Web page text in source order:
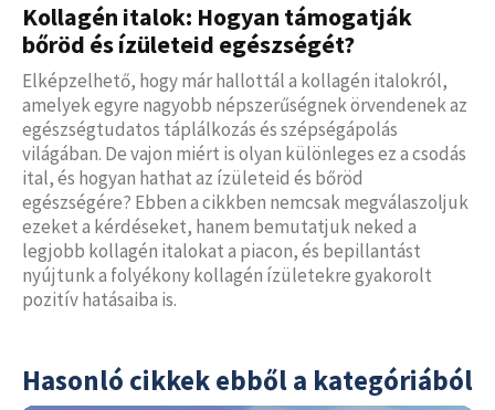
Kollagén italok: Hogyan támogatják
bőröd és ízületeid egészségét?
Elképzelhető, hogy már hallottál a kollagén italokról,
amelyek egyre nagyobb népszerűségnek örvendenek az
egészségtudatos táplálkozás és szépségápolás
világában. De vajon miért is olyan különleges ez a csodás
ital, és hogyan hathat az ízületeid és bőröd
egészségére? Ebben a cikkben nemcsak megválaszoljuk
ezeket a kérdéseket, hanem bemutatjuk neked a
legjobb kollagén italokat a piacon, és bepillantást
nyújtunk a folyékony kollagén ízületekre gyakorolt
pozitív hatásaiba is.
Hasonló cikkek ebből a kategóriából